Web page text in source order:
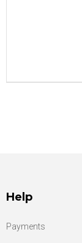
Help
Payments